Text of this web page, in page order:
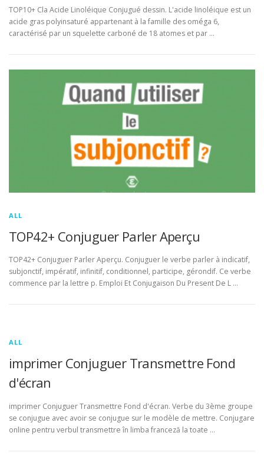
TOP10+ Cla Acide Linoléique Conjugué dessin. L'acide linoléique est un
acide gras polyinsaturé appartenant à la famille des oméga 6,
caractérisé par un squelette carboné de 18 atomes et par …
ALL
TOP42+ Conjuguer Parler Aperçu
TOP42+ Conjuguer Parler Aperçu. Conjuguer le verbe parler à indicatif,
subjonctif, impératif, infinitif, conditionnel, participe, gérondif. Ce verbe
commence par la lettre p. Emploi Et Conjugaison Du Present De L …
ALL
imprimer Conjuguer Transmettre Fond
d'écran
imprimer Conjuguer Transmettre Fond d'écran. Verbe du 3ème groupe
se conjugue avec avoir se conjugue sur le modèle de mettre. Conjugare
online pentru verbul transmettre în limba franceză la toate …